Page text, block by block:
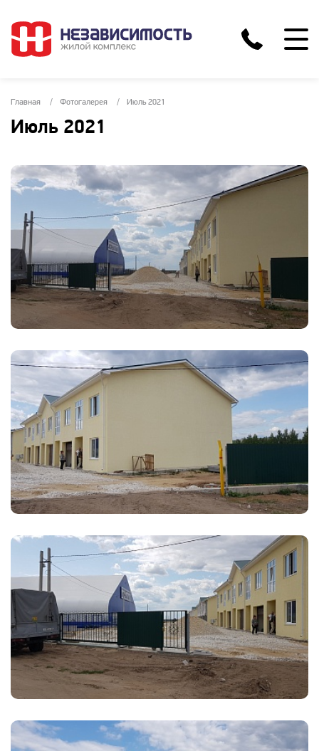
Главная Фотогалерея Июль 2021
Июль 2021